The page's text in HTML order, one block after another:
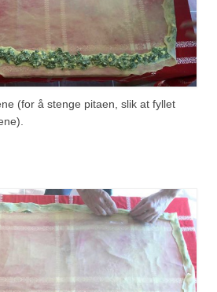
(for å stenge pitaen, slik at fyllet